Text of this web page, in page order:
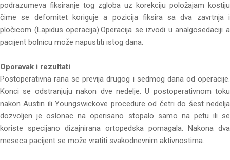
podrazumeva fiksiranje tog zgloba uz korekciju položajam kostiju
čime se defomitet koriguje a pozicija fiksira sa dva zavrtnja i
pločicom (Lapidus operacija).Operacija se izvodi u analgosedaciji a
pacijent bolnicu može napustiti istog dana.
Oporavak i rezultati
Postoperativna rana se previja drugog i sedmog dana od operacije.
Konci se odstranjuju nakon dve nedelje. U postoperativnom toku
nakon Austin ili Youngswickove procedure od četri do šest nedelja
dozvoljen je oslonac na operisano stopalo samo na petu ili se
koriste specijano dizajnirana ortopedska pomagala. Nakona dva
meseca pacijent se može vratiti svakodnevnim aktivnostima.